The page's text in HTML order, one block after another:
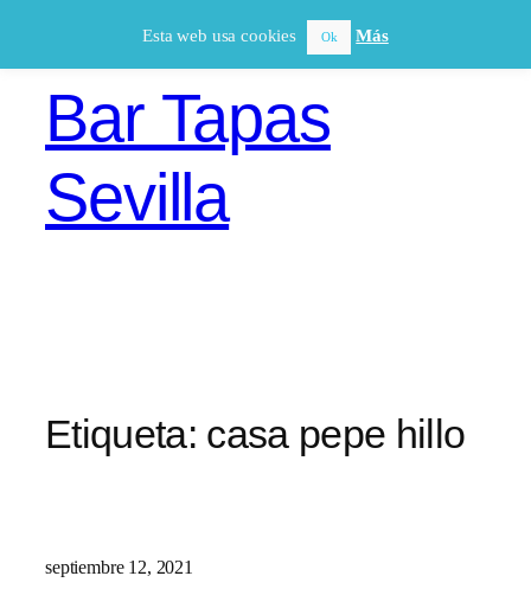
Bar Tapas
Sevilla
Etiqueta: casa pepe hillo
septiembre 12, 2021
Esta web usa cookies Ok Más